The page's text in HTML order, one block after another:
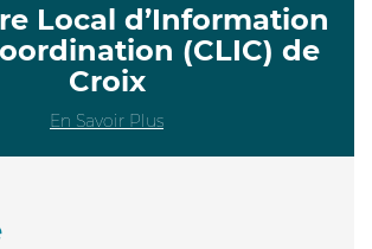
Local d’Information
(CLIC) de
Croix
En Savoir Plus